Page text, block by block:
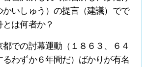
かいしゅう）の提言（建議）でで
は何者か？
での討幕運動（１８６３、６４
るわずか６年間だ）ばかりが有名